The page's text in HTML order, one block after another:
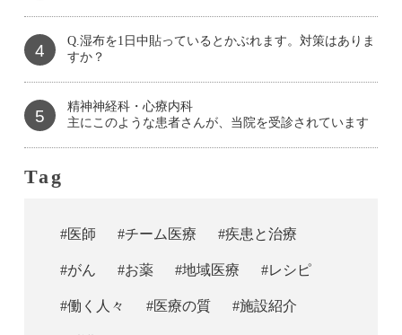
4
Q.湿布を1日中貼っているとかぶれます。対策はありま
すか？
5
精神神経科・心療内科
主にこのような患者さんが、当院を受診されています
Tag
#医師 #チーム医療 #疾患と治療
#がん #お薬 #地域医療 #レシピ
#働く人々 #医療の質 #施設紹介